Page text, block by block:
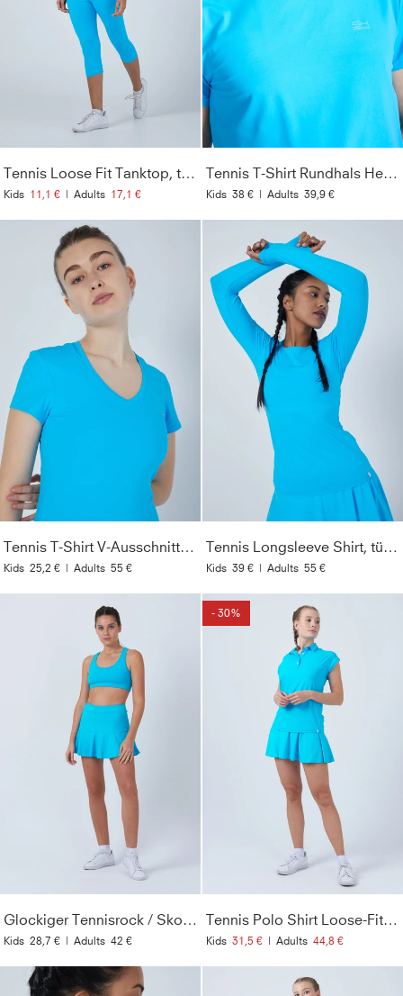
Tennis Loose Fit Tanktop, türkis
Kids 11,1 € | Adults 17,1 €
Tennis T-Shirt Rundhals Herren & Jungen, türkis
Kids 38 € | Adults 39,9 €
Tennis T-Shirt V-Ausschnitt Damen & Mädchen, türkis
Kids 25,2 € | Adults 55 €
Tennis Longsleeve Shirt, türkis
Kids 39 € | Adults 55 €
Glockiger Tennisrock / Skort, türkis
Kids 28,7 € | Adults 42 €
- 30%
Tennis Polo Shirt Loose-Fit, türkis
Kids 31,5 € | Adults 44,8 €